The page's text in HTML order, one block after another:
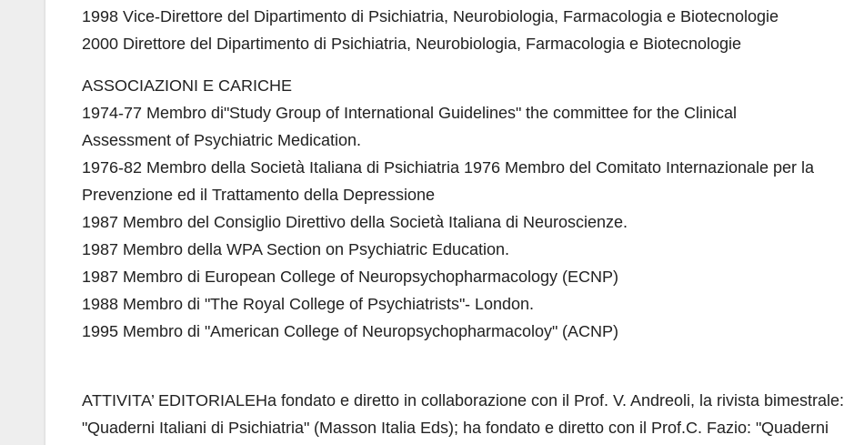
1998 Vice-Direttore del Dipartimento di Psichiatria, Neurobiologia, Farmacologia e Biotecnologie
2000 Direttore del Dipartimento di Psichiatria, Neurobiologia, Farmacologia e Biotecnologie
ASSOCIAZIONI E CARICHE
1974-77 Membro di"Study Group of International Guidelines" the committee for the Clinical
Assessment of Psychiatric Medication.
1976-82 Membro della Società Italiana di Psichiatria 1976 Membro del Comitato Internazionale per la
Prevenzione ed il Trattamento della Depressione
1987 Membro del Consiglio Direttivo della Società Italiana di Neuroscienze.
1987 Membro della WPA Section on Psychiatric Education.
1987 Membro di European College of Neuropsychopharmacology (ECNP)
1988 Membro di "The Royal College of Psychiatrists"- London.
1995 Membro di "American College of Neuropsychopharmacoloy" (ACNP)
ATTIVITA’ EDITORIALEHa fondato e diretto in collaborazione con il Prof. V. Andreoli, la rivista bimestrale:
"Quaderni Italiani di Psichiatria" (Masson Italia Eds); ha fondato e diretto con il Prof.C. Fazio: "Quaderni